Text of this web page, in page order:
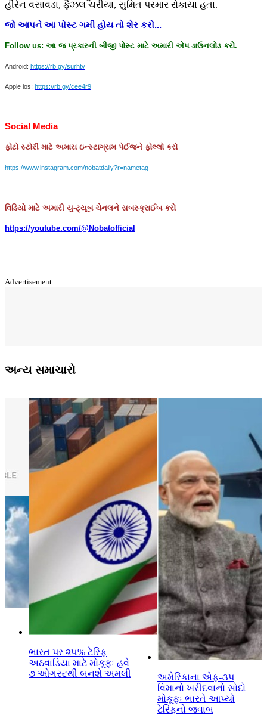
હીરેન વસાવડા, ફૈઝલ ચરીયા, સુમિત પરમાર રોકાયા હતા.
જો આપને આ પોસ્ટ ગમી હોય તો શેર કરો...
Follow us: આ જ પ્રકારની બીજી પોસ્ટ માટે અમારી એપ ડાઉનલોડ કરો.
Android: https://rb.gy/surhtv
Apple ios: https://rb.gy/cee4r9
Social Media
ફોટો સ્ટોરી માટે અમારા ઇન્સ્ટાગ્રામ પેઈજને ફોલ્લો કરો
https://www.instagram.com/nobatdaily?r=nametag
વિડિયો માટે અમારી યુ-ટ્યૂબ ચેનલને સબસ્ક્રાઈબ કરો
https://youtube.com/@Nobatofficial
Advertisement
અન્ય સમાચારો
ભારત પર ૨૫% ટેરિફ
અઠવાડિયા માટે મોકૂફઃ હવે
૭ ઓગસ્ટથી બનશે અમલી
અમેરિકાના એફ-૩પ
વિમાનો ખરીદવાનો સોદો
મોકૂફઃ ભારતે આપ્યો
ટેરિફનો જવાબ